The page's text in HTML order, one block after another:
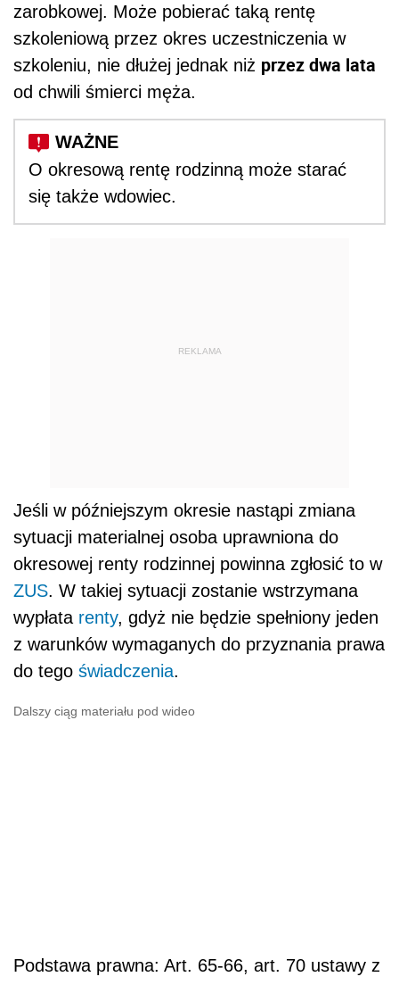
zarobkowej. Może pobierać taką rentę
szkoleniową przez okres uczestniczenia w
szkoleniu, nie dłużej jednak niż przez dwa lata
od chwili śmierci męża.
O okresową rentę rodzinną może starać
się także wdowiec.
REKLAMA
Jeśli w późniejszym okresie nastąpi zmiana
sytuacji materialnej osoba uprawniona do
okresowej renty rodzinnej powinna zgłosić to w
ZUS. W takiej sytuacji zostanie wstrzymana
wypłata renty, gdyż nie będzie spełniony jeden
z warunków wymaganych do przyznania prawa
do tego świadczenia.
Dalszy ciąg materiału pod wideo
Podstawa prawna: Art. 65-66, art. 70 ustawy z